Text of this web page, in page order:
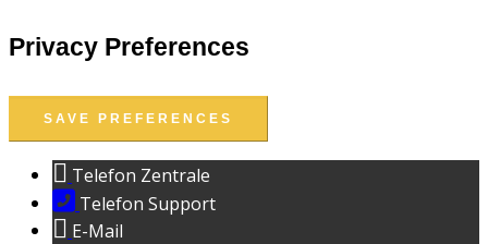
Privacy Preferences
Telefon Zentrale
Telefon Support
E-Mail